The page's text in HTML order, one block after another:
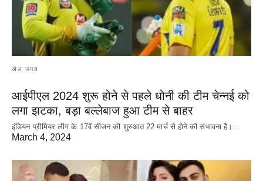
खेल जगत
आईपीएल 2024 शुरू होने से पहले धोनी की टीम चेन्नई को
लगा झटका, बड़ा बल्लेबाज हुआ टीम से बाहर
इंडियन प्रीमियर लीग के 17वें सीजन की शुरुआत 22 मार्च से होने की संभावना है।…
March 4, 2024